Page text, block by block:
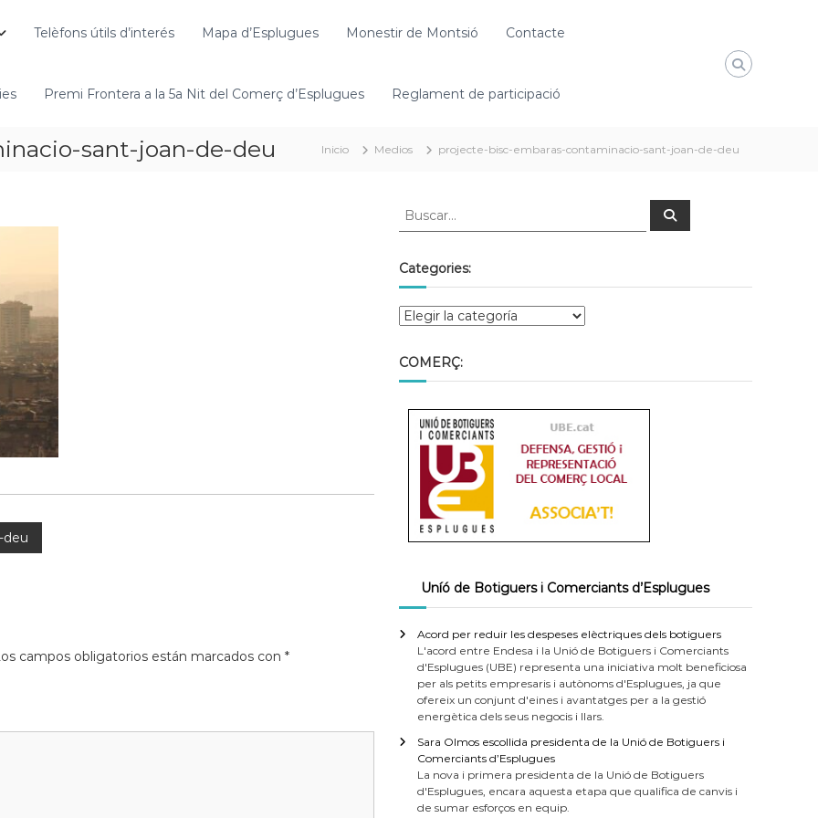
Telèfons útils d’interés Mapa d’Esplugues Monestir de Montsió Contacte
Premi Frontera a la 5a Nit del Comerç d’Esplugues Reglament de participació
sant-joan-de-deu Inicio Medios projecte-bisc-embaras-contaminacio-sant-joan-de-deu
deu
campos obligatorios están marcados con *
Categories:
COMERÇ:
Uníó de Botiguers i Comerciants d’Esplugues
Acord per reduir les despeses elèctriques dels botiguers
L'acord entre Endesa i la Unió de Botiguers i Comerciants
d'Esplugues (UBE) representa una iniciativa molt beneficiosa
per als petits empresaris i autònoms d'Esplugues, ja que
ofereix un conjunt d'eines i avantatges per a la gestió
energètica dels seus negocis i llars.
Sara Olmos escollida presidenta de la Unió de Botiguers i
Comerciants d’Esplugues
La nova i primera presidenta de la Unió de Botiguers
d'Esplugues, encara aquesta etapa que qualifica de canvis i
de sumar esforços en equip.